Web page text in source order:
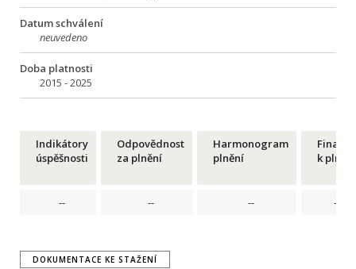
Datum schválení
neuvedeno
Doba platnosti
2015 - 2025
Indikátory
úspěšnosti
Odpovědnost
za plnění
Harmonogram
plnění
Finance
k plnění
-- -- -- --
DOKUMENTACE KE STAŽENÍ